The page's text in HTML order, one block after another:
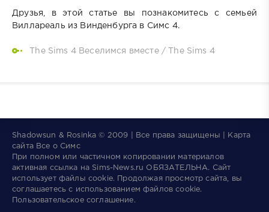
Друзья, в этой статье вы познакомитесь с семьей
Виллареаль из Винденбурга в Симс 4.
The Sims 4 Веселимся вместе/ The Sims 4
Shadowsun & Rosinka © 2009 | Все права защищены | Карта
сайта Все о Симс
При полном или частичном копировании материалов
активная ссылка на Sims-News.ru ОБЯЗАТЕЛЬНА.
Сайт
использует файлы cookie. Продолжая просмотр сайта, вы
соглашаетесь с использованием файлов cookie.
Пользовательское соглашение.